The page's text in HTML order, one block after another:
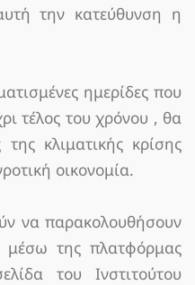
την κατεύθυνση η
ημερίδες που
τέλος του χρόνου , θα
κλιματικής κρίσης
οικονομία.
να παρακολουθήσουν
μέσω της πλατφόρμας
του Ινστιτούτου